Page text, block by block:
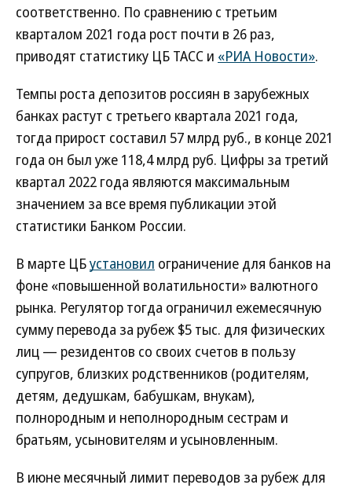
соответственно. По сравнению с третьим
кварталом 2021 года рост почти в 26 раз,
приводят статистику ЦБ ТАСС и «РИА Новости».
Темпы роста депозитов россиян в зарубежных
банках растут с третьего квартала 2021 года,
тогда прирост составил 57 млрд руб., в конце 2021
года он был уже 118,4 млрд руб. Цифры за третий
квартал 2022 года являются максимальным
значением за все время публикации этой
статистики Банком России.
В марте ЦБустановил ограничение для банков на
фоне «повышенной волатильности» валютного
рынка. Регулятор тогда ограничил ежемесячную
сумму перевода за рубеж $5 тыс. для физических
лиц — резидентов со своих счетов в пользу
супругов, близких родственников (родителям,
детям, дедушкам, бабушкам, внукам),
полнородным и неполнородным сестрам и
братьям, усыновителям и усыновленным.
В июне месячный лимит переводов за рубеж для